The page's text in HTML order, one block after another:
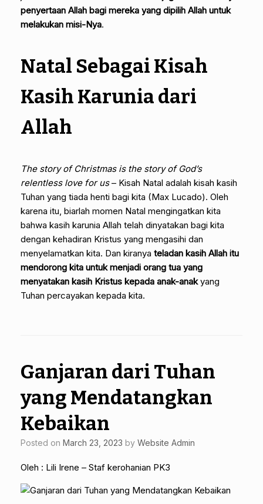
penyertaan Allah bagi mereka yang dipilih Allah untuk
melakukan misi-Nya.
Natal Sebagai Kisah
Kasih Karunia dari
Allah
The story of Christmas is the story of God’s
relentless love for us– Kisah Natal adalah kisah kasih
Tuhan yang tiada henti bagi kita (Max Lucado). Oleh
karena itu, biarlah momen Natal mengingatkan kita
bahwa kasih karunia Allah telah dinyatakan bagi kita
dengan kehadiran Kristus yang mengasihi dan
menyelamatkan kita. Dan kiranya teladan kasih Allah itu
mendorong kita untuk menjadi orang tua yang
menyatakan kasih Kristus kepada anak-anakyang
Tuhan percayakan kepada kita.
Ganjaran dari Tuhan
yang Mendatangkan
Kebaikan
Posted on March 23, 2023 by Website Admin
Oleh : Lili Irene – Staf kerohanian PK3